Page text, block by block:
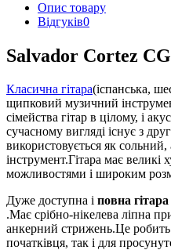
Опис товару
Відгуків0
Salvador Cortez
Класична гітара(іспанська,
щипковий музичний
сімейства гітар в цілому, і
сучасному вигляді існує з
використовується як
інструмент.Гітара має
можливостями і широким
Дуже доступна і повна
.Має срібно-нікелева ліпна
анкерний стрижень.Це робить
початківця, так і для